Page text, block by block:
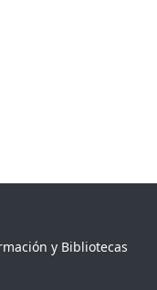
y Bibliotecas